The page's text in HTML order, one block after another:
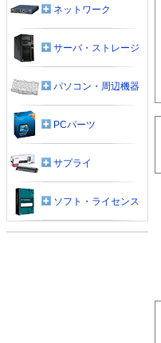
ネットワーク
サーバ・ストレージ
パソコン・周辺機器
PCパーツ
サプライ
ソフト・ライセンス